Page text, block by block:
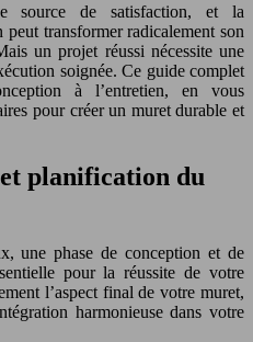
source de satisfaction, et la
transformer radicalement son
un projet réussi nécessite une
soignée. Ce guide complet
à l’entretien, en vous
pour créer un muret durable et
planification du
une phase de conception et de
pour la réussite de votre
l’aspect final de votre muret,
harmonieuse dans votre